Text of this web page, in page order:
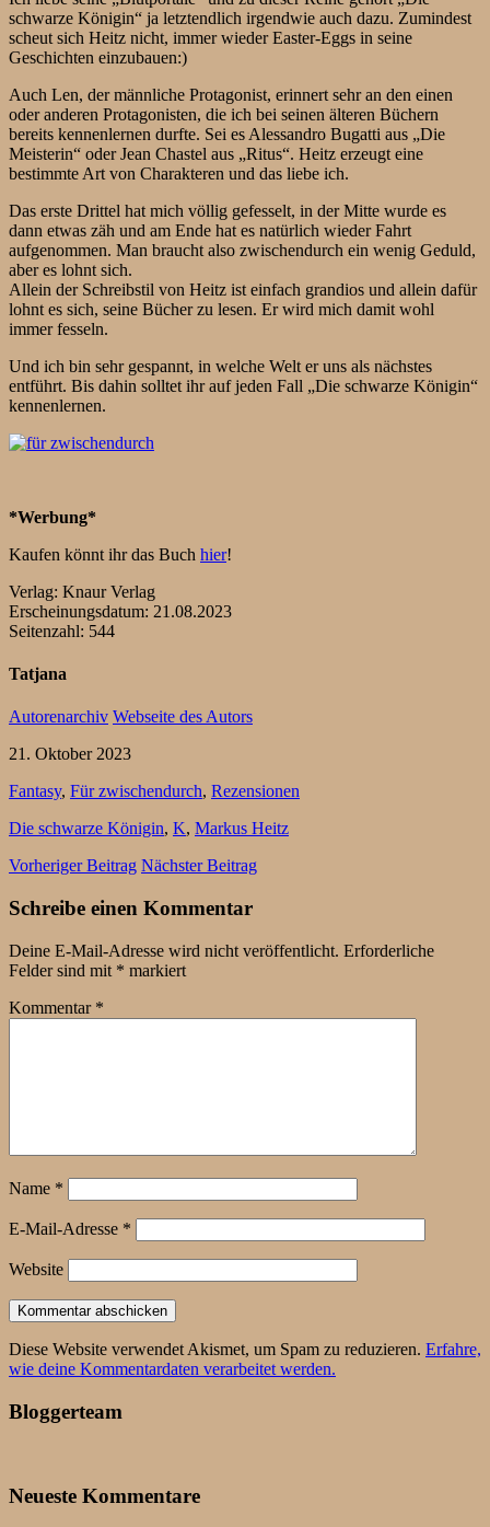
schwarze Königin“ ja letztendlich irgendwie auch dazu. Zumindest
scheut sich Heitz nicht, immer wieder Easter-Eggs in seine
Geschichten einzubauen:)
Auch Len, der männliche Protagonist, erinnert sehr an den einen
oder anderen Protagonisten, die ich bei seinen älteren Büchern
bereits kennenlernen durfte. Sei es Alessandro Bugatti aus „Die
Meisterin“ oder Jean Chastel aus „Ritus“. Heitz erzeugt eine
bestimmte Art von Charakteren und das liebe ich.
Das erste Drittel hat mich völlig gefesselt, in der Mitte wurde es
dann etwas zäh und am Ende hat es natürlich wieder Fahrt
aufgenommen. Man braucht also zwischendurch ein wenig Geduld,
aber es lohnt sich.
Allein der Schreibstil von Heitz ist einfach grandios und allein dafür
lohnt es sich, seine Bücher zu lesen. Er wird mich damit wohl
immer fesseln.
Und ich bin sehr gespannt, in welche Welt er uns als nächstes
entführt. Bis dahin solltet ihr auf jeden Fall „Die schwarze Königin“
kennenlernen.
*Werbung*
Kaufen könnt ihr das Buch hier!
Verlag: Knaur Verlag
Erscheinungsdatum: 21.08.2023
Seitenzahl: 544
Tatjana
Autorenarchiv Webseite des Autors
21. Oktober 2023
Fantasy, Für zwischendurch, Rezensionen
Die schwarze Königin, K, Markus Heitz
Vorheriger Beitrag Nächster Beitrag
Schreibe einen Kommentar
Deine E-Mail-Adresse wird nicht veröffentlicht. Erforderliche
Felder sind mit * markiert
Kommentar *
Name *
E-Mail-Adresse *
Website
Diese Website verwendet Akismet, um Spam zu reduzieren. Erfahre,
wie deine Kommentardaten verarbeitet werden.
Bloggerteam
Neueste Kommentare